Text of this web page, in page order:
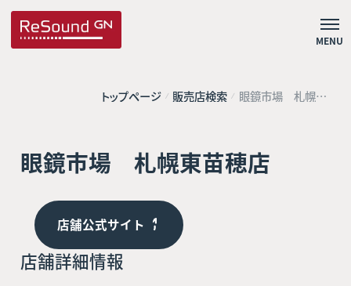
MENU
トップページ 販売店検索 眼鏡市場 札幌東
苗穂店
眼鏡市場 札幌東苗穂店
店舗公式サイト
店舗詳細情報